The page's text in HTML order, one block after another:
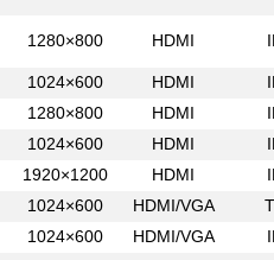
1280×800 HDMI
1024×600 HDMI
1280×800 HDMI
1024×600 HDMI
1920×1200 HDMI
1024×600 HDMI/VGA
1024×600 HDMI/VGA